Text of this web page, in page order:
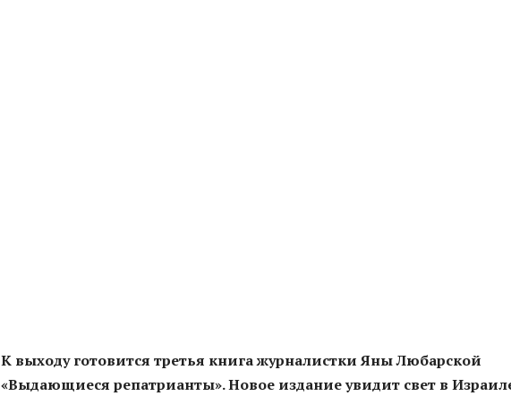
К выходу готовится третья книга журналистки Яны Любарской
«Выдающиеся репатрианты». Новое издание увидит свет в